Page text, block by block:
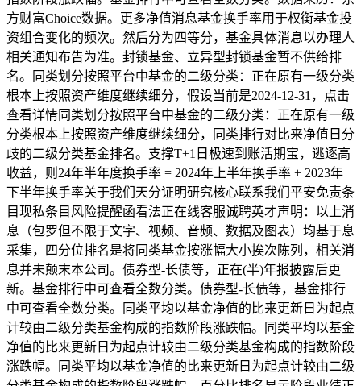
方财富Choice数据。更多净值消息基金换手率用于权衡基金投
资组合变化的频次。然后分为四等分，基金具体消息以办理人
相关通知布告为准。封锁基金、立异型封锁基金暂不供给排
名。同类划分按照平台中基金的二级分类：正在原有一级分类
根本上按照资产维度继续细分，假设当前是2024-12-31，点击
查看详情同类划分按照平台中基金的二级分类：正在原有一级
分类根本上按照资产维度继续细分，同类排行对比来净值日分
歧的二级分类基金排名。支撑T+1日极速到账活期宝，逃逐高
收益，则24年半年度换手率 = 2024年上半年换手率 + 2023年
下半年换手率关于我们天分证明研究核心联系我们平安免责条
目现私条目风险提醒函看法正在线客服诚聘英才声明：以上消
息（包罗但不限于文字、视频、音频、数据及图表）均基于息
采集，四分位排名是将同类基金按涨幅大小挨次陈列，相关消
息并未颠末本公司。债券型-长债等，正在(半)年报披露后更
新。基金排行中可查看全数分类。债券型-长债等，基金排行
中可查看全数分类。同类平均以基金净值的比来更新日为起点
计较由二级分类基金构成的指数阶段涨跌幅。同类平均以基金
净值的比来更新日为起点计较由二级分类基金构成的指数阶段
涨跌幅。同类平均以基金净值的比来更新日为起点计较由二级